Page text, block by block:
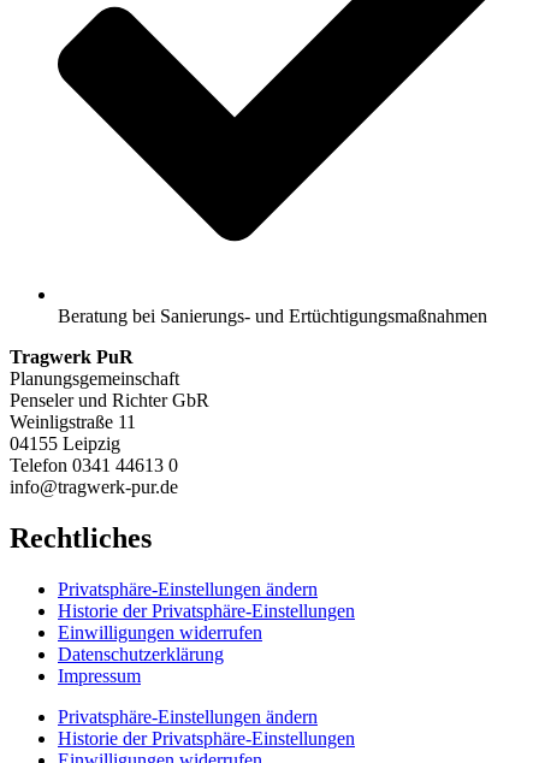
Beratung bei Sanierungs- und Ertüchtigungsmaßnahmen
Tragwerk PuR
Planungsgemeinschaft
Penseler und Richter GbR
Weinligstraße 11
04155 Leipzig
Telefon 0341 44613 0
info@tragwerk-pur.de
Rechtliches
Privatsphäre-Einstellungen ändern
Historie der Privatsphäre-Einstellungen
Einwilligungen widerrufen
Datenschutzerklärung
Impressum
Privatsphäre-Einstellungen ändern
Historie der Privatsphäre-Einstellungen